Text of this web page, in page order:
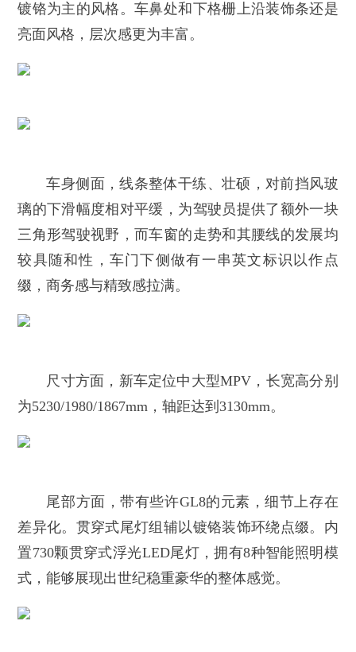
镀铬为主的风格。车鼻处和下格栅上沿装饰条还是
亮面风格，层次感更为丰富。
车身侧面，线条整体干练、壮硕，对前挡风玻
璃的下滑幅度相对平缓，为驾驶员提供了额外一块
三角形驾驶视野，而车窗的走势和其腰线的发展均
较具随和性，车门下侧做有一串英文标识以作点
缀，商务感与精致感拉满。
尺寸方面，新车定位中大型MPV，长宽高分别
为5230/1980/1867mm，轴距达到3130mm。
尾部方面，带有些许GL8的元素，细节上存在
差异化。贯穿式尾灯组辅以镀铬装饰环绕点缀。内
置730颗贯穿式浮光LED尾灯，拥有8种智能照明模
式，能够展现出世纪稳重豪华的整体感觉。